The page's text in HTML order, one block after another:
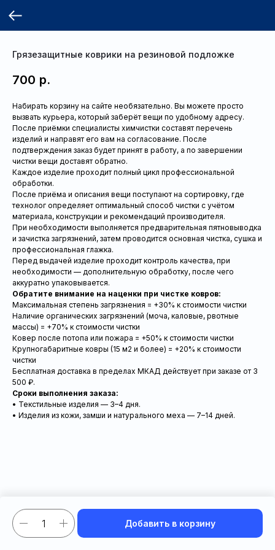
Грязезащитные коврики на резиновой подложке
700 р.
Добавить в корзину
Набирать корзину на сайте необязательно. Вы можете просто
вызвать курьера, который заберёт вещи по удобному адресу.
После приёмки специалисты химчистки составят перечень
изделий и направят его вам на согласование. После
подтверждения заказ будет принят в работу, а по завершении
чистки вещи доставят обратно.
Каждое изделие проходит полный цикл профессиональной
обработки.
После приёма и описания вещи поступают на сортировку, где
технолог определяет оптимальный способ чистки с учётом
материала, конструкции и рекомендаций производителя.
При необходимости выполняется предварительная пятновыводка
и зачистка загрязнений, затем проводится основная чистка, сушка и
профессиональная глажка.
Перед выдачей изделие проходит контроль качества, при
необходимости — дополнительную обработку, после чего
аккуратно упаковывается.
Обратите внимание на наценки при чистке ковров:
Максимальная степень загрязнения = +30% к стоимости чистки
Наличие органических загрязнений (моча, каловые, рвотные
массы) = +70% к стоимости чистки
Ковер после потопа или пожара = +50% к стоимости чистки
Крупногабаритные ковры (15 м2 и более) = +20% к стоимости
чистки
Бесплатная доставка в пределах МКАД действует при заказе от 3
500 ₽.
Сроки выполнения заказа:
• Текстильные изделия — 3–4 дня.
• Изделия из кожи, замши и натурального меха — 7–14 дней.